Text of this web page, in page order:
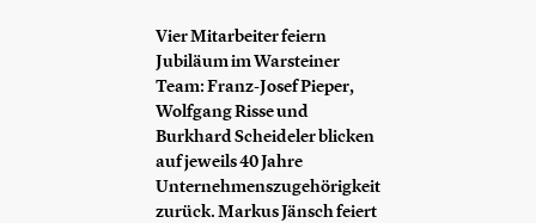
Vier Mitarbeiter feiern
Jubiläum im Warsteiner
Team: Franz-Josef Pieper,
Wolfgang Risse und
Burkhard Scheideler blicken
auf jeweils 40 Jahre
Unternehmenszugehörigkeit
zurück. Markus Jänsch feiert